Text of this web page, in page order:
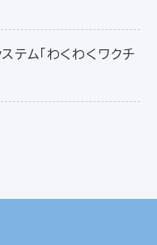
テム「わくわくワクチ